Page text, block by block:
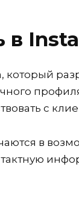
в
который
с
в